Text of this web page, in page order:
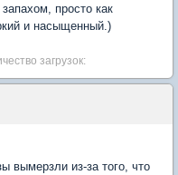
просто как
и насыщенный.)
загрузок:
вымерзли из-за того, что